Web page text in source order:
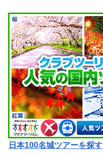
日本100名城ツアーを探す